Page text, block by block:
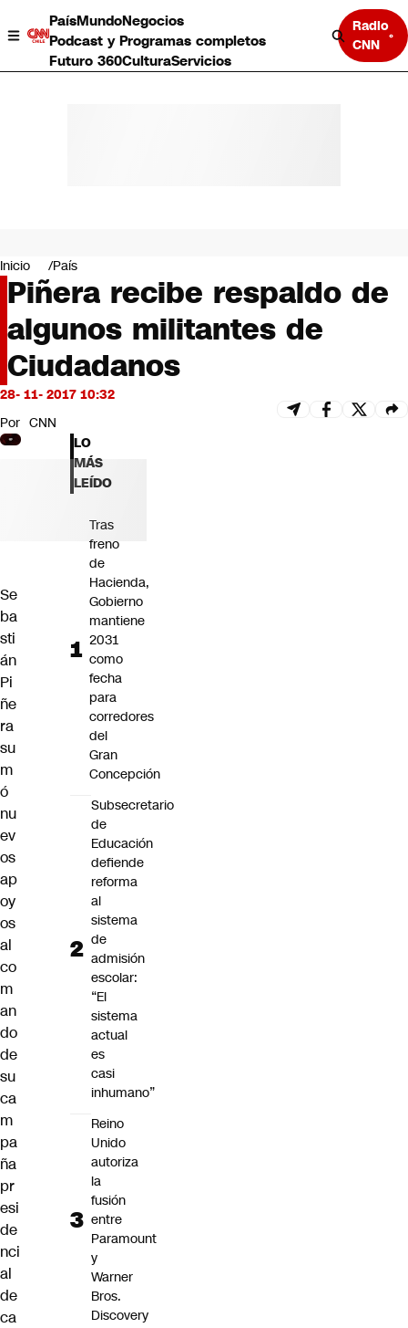
PaísMundoNegocios
Podcast y Programas completos
Futuro 360CulturaServicios
Radio
CNN
Negocios
Deportes
Programas completos
Cultura
Servicios
Bits
CNN tiempo
Futuro 360
Opinión
Inicio País
Piñera recibe respaldo de
algunos militantes de
Ciudadanos
28- 11- 2017 10:32
Por CNN
Se
ba
sti
án
Pi
ñe
ra
su
m
ó
nu
ev
os
ap
oy
os
al
co
m
an
do
de
su
ca
m
pa
ña
pr
esi
de
nci
al
de
ca
LO
MÁS
LEÍDO
Tras
freno
de
Hacienda,
Gobierno
mantiene
2031
como
fecha
para
corredores
del
Gran
Concepción
Subsecretario
de
Educación
defiende
reforma
al
sistema
de
admisión
escolar:
“El
sistema
actual
es
casi
inhumano”
Reino
Unido
autoriza
la
fusión
entre
Paramount
y
Warner
Bros.
Discovery